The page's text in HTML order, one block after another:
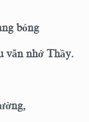
bóng
vẫn nhớ Thầy.